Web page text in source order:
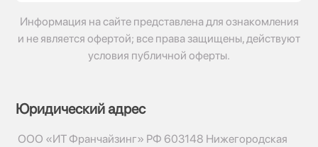
Информация на сайте представлена для ознакомления
и не является офертой; все права защищены, действуют
условия публичной оферты.
Юридический адрес
ООО «ИТ Франчайзинг» РФ 603148 Нижегородская